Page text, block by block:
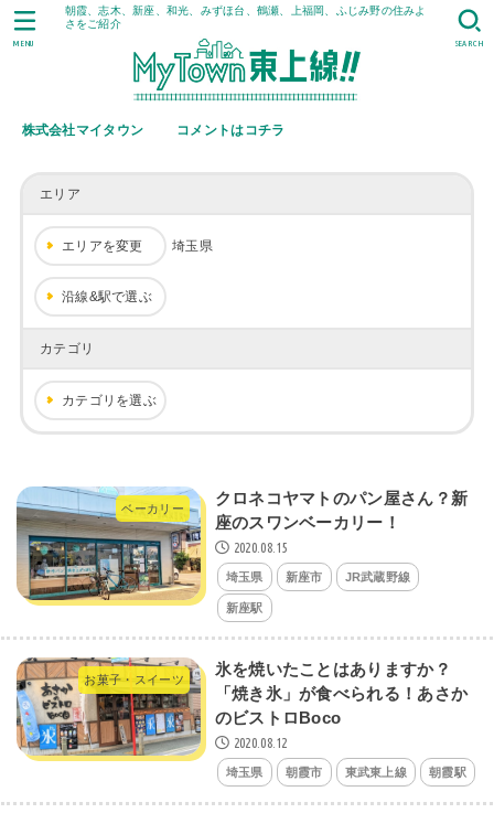
朝霞、志木、新座、和光、みずほ台、鶴瀬、上福岡、ふじみ野の住みよ
さをご紹介
株式会社マイタウン コメントはコチラ
SEARCH
MENU
エリア
エリアを変更 埼玉県
沿線&駅で選ぶ
カテゴリ
カテゴリを選ぶ
ベーカリー
クロネコヤマトのパン屋さん？新
座のスワンベーカリー！
2020.08.15
埼玉県 新座市 JR武蔵野線
新座駅
お菓子・スイーツ
氷を焼いたことはありますか？
「焼き氷」が食べられる！あさか
のビストロBoco
2020.08.12
埼玉県 朝霞市 東武東上線 朝霞駅